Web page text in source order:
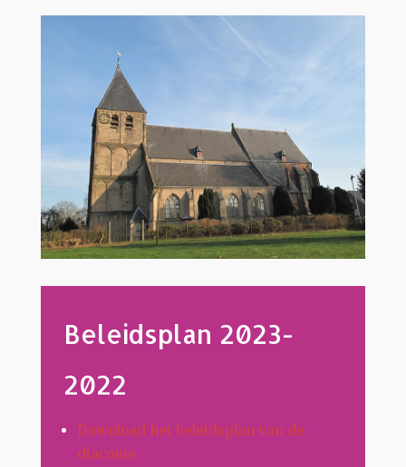
Beleidsplan 2023-
2022
Download het beleidsplan van de
diaconie